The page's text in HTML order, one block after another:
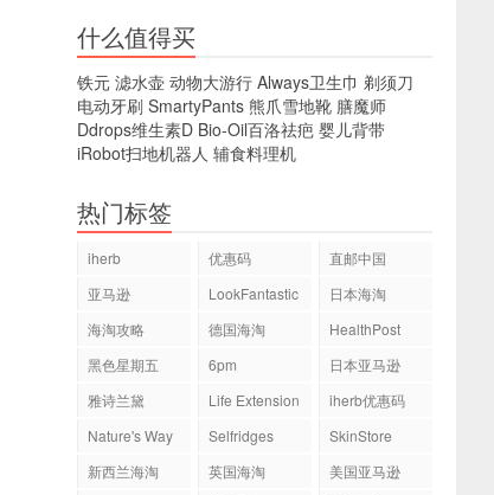
什么值得买
铁元 滤水壶 动物大游行 Always卫生巾 剃须刀
电动牙刷 SmartyPants 熊爪雪地靴 膳魔师
Ddrops维生素D Bio-Oil百洛祛疤 婴儿背带
iRobot扫地机器人 辅食料理机
热门标签
iherb 优惠码
直邮中国
亚马逊
LookFantastic
日本海淘
海淘攻略
德国海淘
HealthPost
黑色星期五
6pm
日本亚马逊
雅诗兰黛
Life Extension
iherb优惠码
Nature's Way
Selfridges
SkinStore
新西兰海淘
英国海淘
美国亚马逊